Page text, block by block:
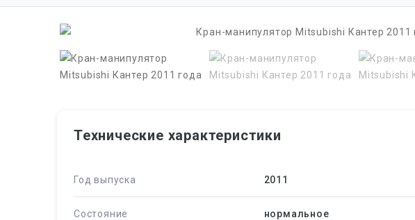
Технические характеристики
Год выпуска 2011
Состояние нормальное